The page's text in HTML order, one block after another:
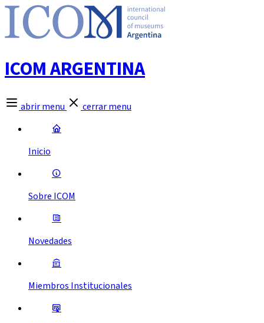
ICOM ARGENTINA
abrir menu cerrar menu
Inicio
Sobre ICOM
Novedades
Miembros Institucionales